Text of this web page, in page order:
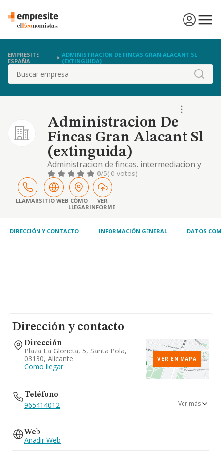
EMPRESITE
ESPAÑA
ADMINISTRACION DE FINCAS GRAN ALACANT SL
(EXTINGUIDA)
Buscar
Administracion De
Fincas Gran Alacant Sl
(extinguida)
Administracion de fincas. intermediacion y
promocion inmobiliaria
0/5( 0 votos)
LLAMARSITIO WEB CÓMO
LLEGAR
VER
INFORME
DIRECCIÓN Y CONTACTO INFORMACIÓN GENERAL DATOS
Dirección y contacto
Dirección
Plaza La Glorieta, 5, Santa Pola,
03130, Alicante
Como llegar
VER EN MAPA
Teléfono
965414012
966699325
Ver más
Web
Añadir Web